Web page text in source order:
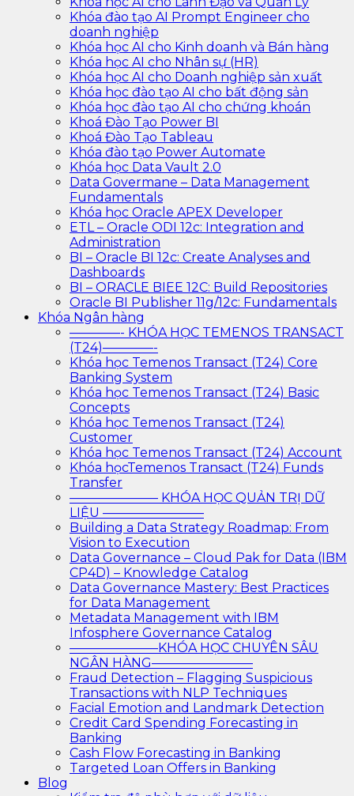
Khóa đào tạo AI Prompt Engineer cho
doanh nghiệp
Khóa học AI cho Kinh doanh và Bán hàng
Khóa học AI cho Nhân sự (HR)
Khóa học AI cho Doanh nghiệp sản xuất
Khóa học đào tạo AI cho bất động sản
Khóa học đào tạo AI cho chứng khoán
Khoá Đào Tạo Power BI
Khoá Đào Tạo Tableau
Khóa đào tạo Power Automate
Khóa học Data Vault 2.0
Data Govermane – Data Management
Fundamentals
Khóa học Oracle APEX Developer
ETL – Oracle ODI 12c: Integration and
Administration
BI – Oracle BI 12c: Create Analyses and
Dashboards
BI – ORACLE BIEE 12C: Build Repositories
Oracle BI Publisher 11g/12c: Fundamentals
Khóa Ngân hàng
————- KHÓA HỌC TEMENOS TRANSACT
(T24)————-
Khóa học Temenos Transact (T24) Core
Banking System
Khóa học Temenos Transact (T24) Basic
Concepts
Khóa học Temenos Transact (T24)
Customer
Khóa học Temenos Transact (T24) Account
Khóa họcTemenos Transact (T24) Funds
Transfer
——————— KHÓA HỌC QUẢN TRỊ DỮ
LIỆU ————————
Building a Data Strategy Roadmap: From
Vision to Execution
Data Governance – Cloud Pak for Data (IBM
CP4D) – Knowledge Catalog
Data Governance Mastery: Best Practices
for Data Management
Metadata Management with IBM
Infosphere Governance Catalog
———————KHÓA HỌC CHUYÊN SÂU
NGÂN HÀNG————————
Fraud Detection – Flagging Suspicious
Transactions with NLP Techniques
Facial Emotion and Landmark Detection
Credit Card Spending Forecasting in
Banking
Cash Flow Forecasting in Banking
Targeted Loan Offers in Banking
Blog